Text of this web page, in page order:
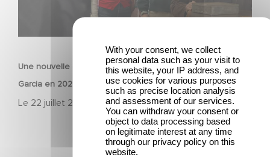
Une nouvelle comédie avec Baptiste Lecaplain et José
Garcia en 2027 !
Le 22 juillet 2026
With your consent, we collect
personal data such as your visit to
this website, your IP address, and
use cookies for various purposes
such as precise location analysis
and assessment of our services.
You can withdraw your consent or
object to data processing based
on legitimate interest at any time
through our privacy policy on this
website.